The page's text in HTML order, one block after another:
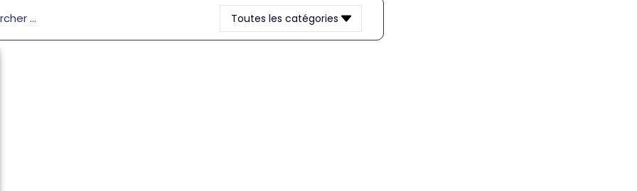
Toutes les catégories